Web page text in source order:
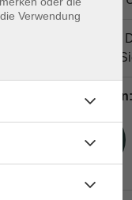
erhalten
Dozent*in:
Verwendung